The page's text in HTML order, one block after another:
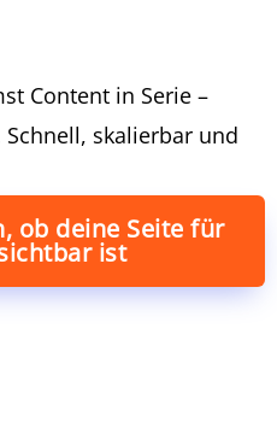
Content in Serie –
skalierbar und
ob deine Seite für
ist